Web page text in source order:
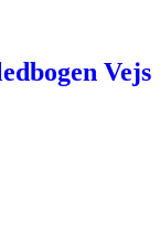
Vejs